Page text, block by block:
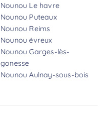
Nounou Le havre
Nounou Puteaux
Nounou Reims
Nounou évreux
Nounou Garges-lès-
gonesse
Nounou Aulnay-sous-bois